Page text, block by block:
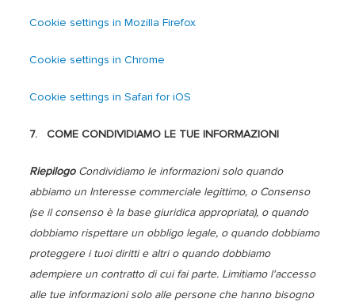
Cookie settings in Mozilla Firefox
Cookie settings in Chrome
Cookie settings in Safari for iOS
7. COME CONDIVIDIAMO LE TUE INFORMAZIONI
RiepilogoCondividiamo le informazioni solo quando
abbiamo un Interesse commerciale legittimo, o Consenso
(se il consenso è la base giuridica appropriata), o quando
dobbiamo rispettare un obbligo legale, o quando dobbiamo
proteggere i tuoi diritti e altri o quando dobbiamo
adempiere un contratto di cui fai parte. Limitiamo l'accesso
alle tue informazioni solo alle persone che hanno bisogno